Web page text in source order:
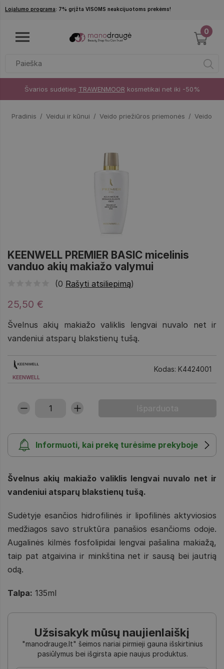
Pereiti į pagrindinį turinį
Lojalumo programa: 7% grįžta VISOMS neakcijuotoms prekėms!
0
Švarios sudėties TRAWENMOOR kosmetikai net iki -50%
Pradinis Veidui ir kūnui Veido priežiūros priemonės Veido
KEENWELL PREMIER BASIC micelinis
vanduo akių makiažo valymui
(0 Rašyti atsiliepimą)
25,50 €
Švelnus akių makiažo valiklis lengvai nuvalo net ir
vandeniui atsparų blakstienų tušą.
KEENWELL
Kodas: K4424001
Informuoti, kai prekę turėsime prekyboje
Švelnus akių makiažo valiklis lengvai nuvalo net ir
vandeniui atsparų blakstienų tušą.
Sudėtyje esančios hidrofilinės ir lipofilinės aktyviosios
medžiagos savo struktūra panašios esančioms odoje.
Augalinės kilmės fosfolipidai lengvai pašalina makiažą,
taip pat atgaivina ir minkština net ir sausą bei jautrią
odą.
Talpa: 135ml
Užsisakyk mūsų naujienlaiškį
"manodrauge.lt" šeimos nariai pirmieji gauna išskirtinius
pasiūlymus bei išgirsta apie naujus produktus.